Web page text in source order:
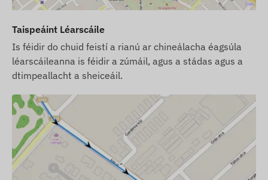
maith leis an ngléas agus an síntiús bogearraí,
cuirfimid an gléas agus an cárta SIM ar fáil réidh
tabharfaimid aire freisin do choinneáil an chárta
i bhfeidhm go leanúnach – ní bheidh aon rud le
déanamh agat maidir leis an méid deireanach
seo.
I gcás síntiús bogearraí, más mian leat seirbhís
foláirimh SMS ár mbogearraí a úsáid chomh maith
le fógraí de chineál ríomhphoist, ceannaigh cárta
creidmheasa SMS freisin, ar féidir leat a fháil inár
Taispeáint Léarscáile
Is féidir do chuid feistí a rianú ar chineálacha éagsúla
léarscáileanna is féidir a zúmáil, agus a stádas agus a
dtimpeallacht a sheiceáil.